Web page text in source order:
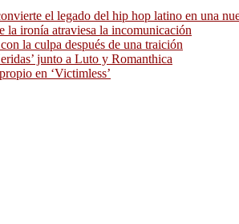
el legado del hip hop latino en una
la ironía atraviesa la incomunicación
la culpa después de una traición
junto a Luto y Romanthica
en ‘Victimless’